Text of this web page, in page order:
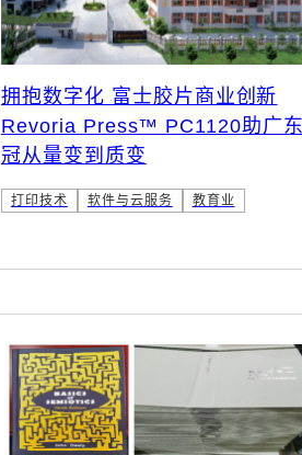
拥抱数字化 富士胶片商业创新
Revoria Press™ PC1120助广
冠从量变到质变
打印技术 软件与云服务 教育业